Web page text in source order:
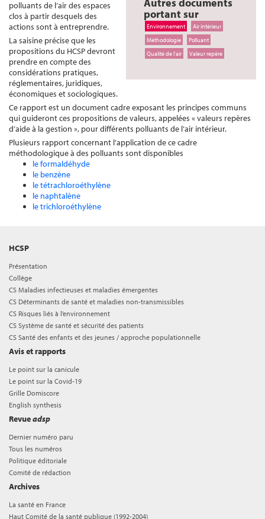
portant sur
Environnement
Air intérieur
Méthodologie
Polluant
Qualité de l'air
Valeur repère
polluants de l’air des espaces
clos à partir desquels des
actions sont à entreprendre.
La saisine précise que les
propositions du HCSP devront
prendre en compte des
considérations pratiques,
réglementaires, juridiques,
économiques et sociologiques.
Ce rapport est un document cadre exposant les principes communs
qui guideront ces propositions de valeurs, appelées « valeurs repères
d’aide à la gestion », pour différents polluants de l’air intérieur.
Plusieurs rapport concernant l’application de ce cadre
méthodologique à des polluants sont disponibles
le formaldéhyde
le benzène
le tétrachloroéthylène
le naphtalène
le trichloroéthylène
HCSP
Présentation
Collège
CS Maladies infectieuses et maladies émergentes
CS Déterminants de santé et maladies non-transmissibles
CS Risques liés à l’environnement
CS Système de santé et sécurité des patients
CS Santé des enfants et des jeunes / approche populationnelle
Avis et rapports
Le point sur la canicule
Le point sur la Covid-19
Grille Domiscore
English synthesis
Revueadsp
Dernier numéro paru
Tous les numéros
Politique éditoriale
Comité de rédaction
Archives
La santé en France
Haut Comité de la santé publique (1992-2004)